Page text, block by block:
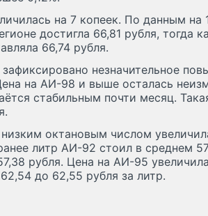
на 7 копеек. По данным на
достигла 66,81 рубля, тогда
66,74 рубля.
незначительное
на АИ-98 и выше осталась
стабильным почти месяц.
октановым числом
литр АИ-92 стоил в среднем
рубля. Цена на АИ-95
до 62,55 рубля за литр.